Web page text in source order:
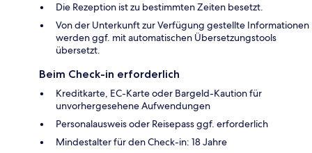
Die Rezeption ist zu bestimmten Zeiten besetzt.
Von der Unterkunft zur Verfügung gestellte Informationen
werden ggf. mit automatischen Übersetzungstools
übersetzt.
Beim Check-in erforderlich
Kreditkarte, EC-Karte oder Bargeld-Kaution für
unvorhergesehene Aufwendungen
Personalausweis oder Reisepass ggf. erforderlich
Mindestalter für den Check-in: 18 Jahre